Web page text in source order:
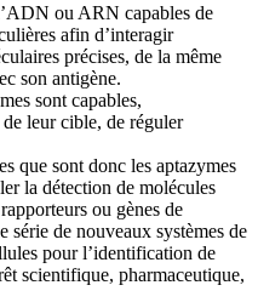
ou ARN capables de
afin d’interagir
précises, de la même
son antigène.
sont capables,
de leur cible, de réguler
que sont donc les aptazymes
la détection de molécules
ou gènes de
série de nouveaux systèmes de
pour l’identification de
scientifique, pharmaceutique,